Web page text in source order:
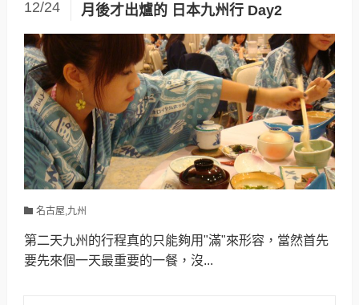
月後才出爐的 日本九州行 Day2
12/24
名古屋,九州
第二天九州的行程真的只能夠用"滿"來形容，當然首先
要先來個一天最重要的一餐，沒...